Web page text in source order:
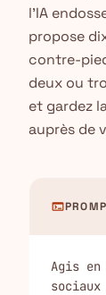
l'IA
propose
contre-
deux ou
et gardez
auprès de
terminal
Agis